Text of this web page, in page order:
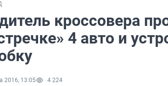
кроссовера
4 авто и
2016, 13:05 4 224